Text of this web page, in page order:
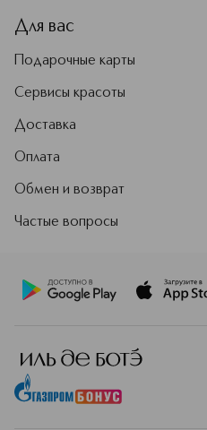
Для вас
Подарочные карты
Сервисы красоты
Доставка
Оплата
Обмен и возврат
Частые вопросы